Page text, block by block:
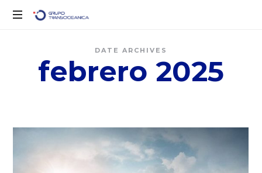
para
DATE ARCHIVES
febrero 2025